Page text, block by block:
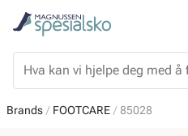
Brands FOOTCARE 85028